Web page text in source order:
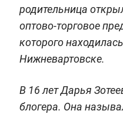
родительница
оптово-торговое
которого
Нижневартовске.
В 16 лет Дарья
блогера. Она